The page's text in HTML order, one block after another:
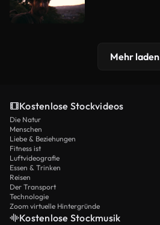
Mehr laden
Kostenlose Stockvideos
Die Natur
Menschen
Liebe & Beziehungen
Fitness ist
Luftvideografie
Essen & Trinken
Reisen
Der Transport
Technologie
Zoom virtuelle Hintergründe
Kostenlose Stockmusik